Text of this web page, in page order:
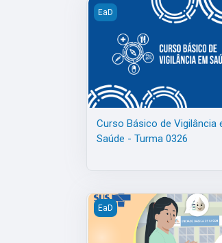
Curso Básico de Vigilância
EaD
Curso Básico de Vigilância
Saúde - Turma 0326
Qualificação em Vacinação
EaD